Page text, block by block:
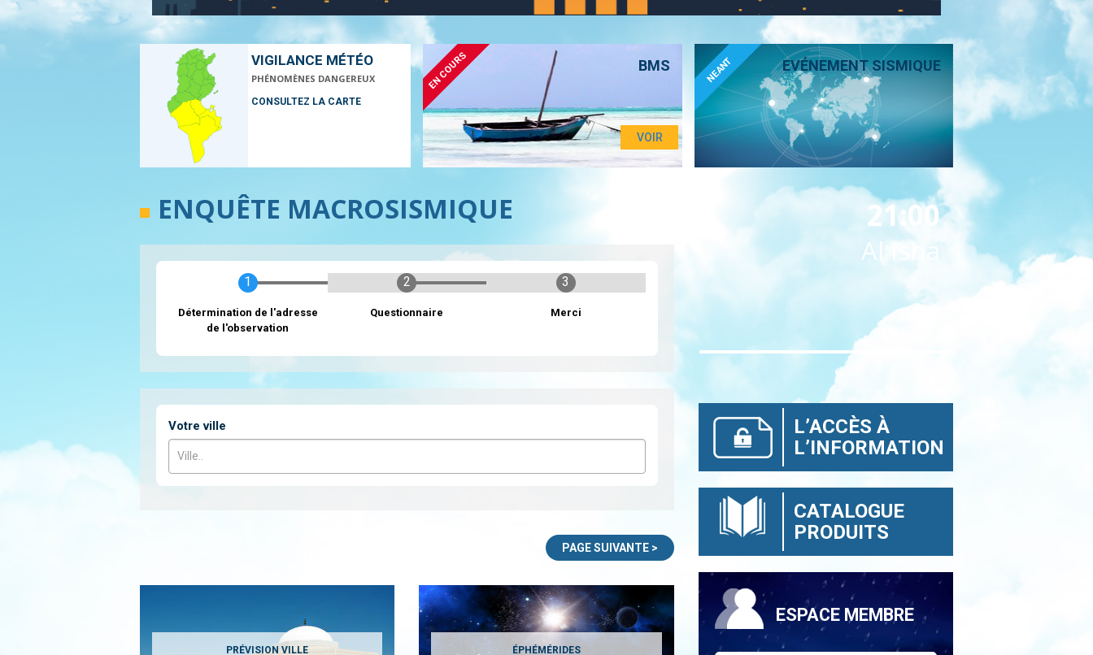
VIGILANCE MÉTÉO
PHÉNOMÈNES DANGEREUX
CONSULTEZ LA CARTE
BMS
EN COURS
VOIR
EVÉNEMENT SISMIQUE
NEANT
ENQUÊTE MACROSISMIQUE
Actuel
Détermination de l'adresse
de l'observation
Questionnaire Merci
Votre ville
PRÉVISION VILLE ÉPHÉMÉRIDES
21:00
Al Isha
L’ACCÈS À
L’INFORMATION
CATALOGUE
PRODUITS
ESPACE MEMBRE